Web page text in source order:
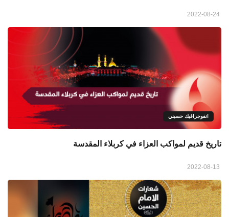
انفوجرافيك حسيني
تاريخ قديم لمواكب العزاء في كربلاء المقدسة